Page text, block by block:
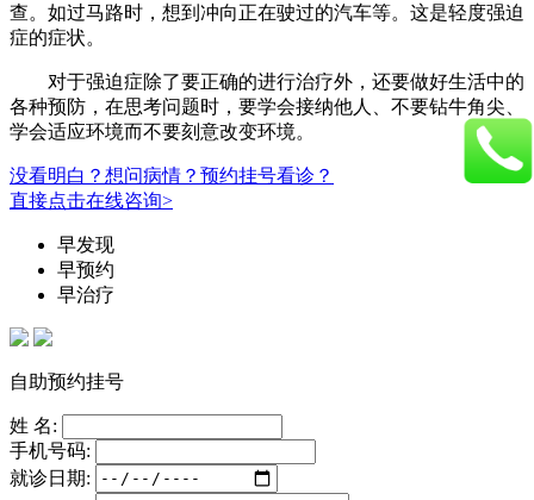
查。如过马路时，想到冲向正在驶过的汽车等。这是轻度强迫
症的症状。
对于强迫症除了要正确的进行治疗外，还要做好生活中的
各种预防，在思考问题时，要学会接纳他人、不要钻牛角尖、
学会适应环境而不要刻意改变环境。
没看明白？想问病情？预约挂号看诊？
直接点击在线咨询>
早发现
早预约
早治疗
自助预约挂号
姓 名:
手机号码:
就诊日期: